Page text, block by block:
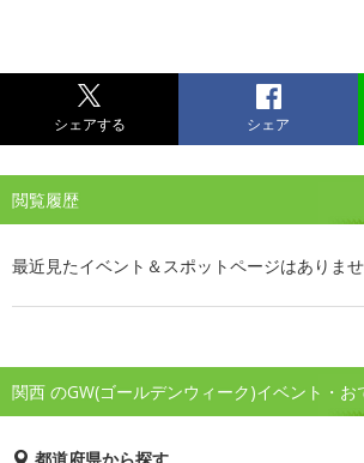
シェアする シェア
閲覧履歴
最近見たイベント＆スポットページはありませ
関西 のGW(ゴールデンウィーク)イベント・